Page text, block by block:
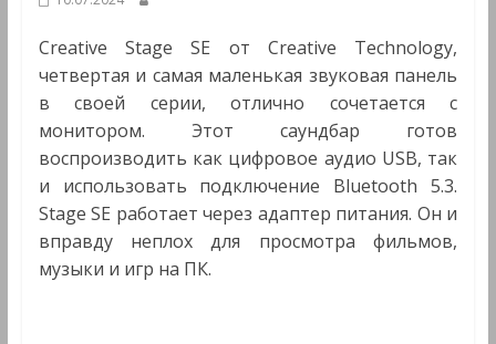
Мультимедиа
Creative Stage SE от Creative Technology,
четвертая и самая маленькая звуковая панель
в своей серии, отлично сочетается с
монитором. Этот саундбар готов
воспроизводить как цифровое аудио USB, так
и использовать подключение Bluetooth 5.3.
Stage SE работает через адаптер питания. Он и
вправду неплох для просмотра фильмов,
музыки и игр на ПК.